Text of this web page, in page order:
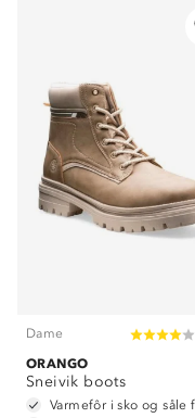
Dame
ORANGO
Sneivik boots